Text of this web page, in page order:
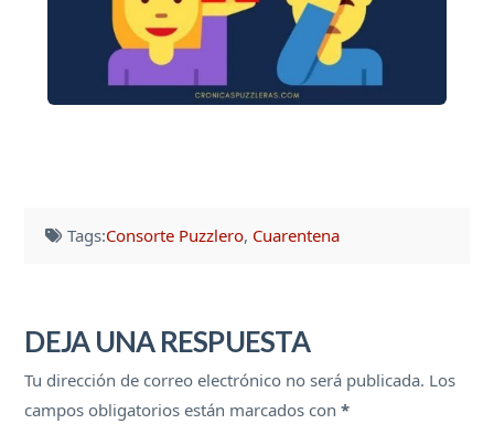
Tags:Consorte Puzzlero, Cuarentena
DEJA UNA RESPUESTA
Tu dirección de correo electrónico no será publicada. Los
campos obligatorios están marcados con*